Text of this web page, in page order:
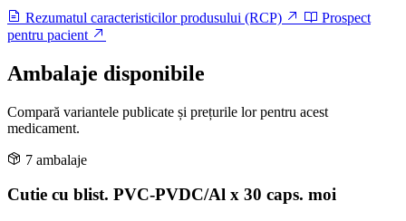
Rezumatul caracteristicilor produsului (RCP)
Prospect
pentru pacient
Ambalaje disponibile
Compară variantele publicate și prețurile lor pentru acest
medicament.
7 ambalaje
Cutie cu blist. PVC-PVDC/Al x 30 caps. moi